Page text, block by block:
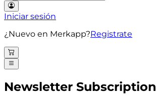
Iniciar sesión
¿Nuevo en Merkapp?Registrate
Newsletter Subscription